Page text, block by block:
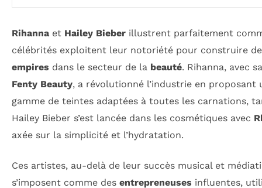
Rihanna et Hailey Bieber illustrent parfaitement
célébrités exploitent leur notoriété pour construire
empires dans le secteur de la beauté. Rihanna, avec
Fenty Beauty, a révolutionné l’industrie en proposant
gamme de teintes adaptées à toutes les carnations,
Hailey Bieber s’est lancée dans les cosmétiques avec
axée sur la simplicité et l’hydratation.
Ces artistes, au-delà de leur succès musical et
s’imposent comme des entrepreneuses influentes,